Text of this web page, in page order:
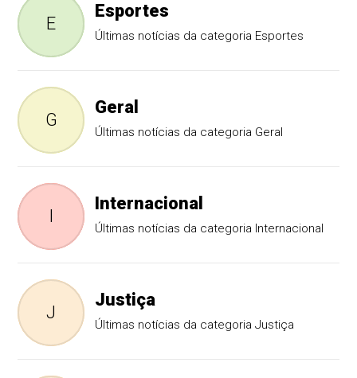
E
Esportes
Últimas notícias da categoria Esportes
G
Geral
Últimas notícias da categoria Geral
I
Internacional
Últimas notícias da categoria Internacional
J
Justiça
Últimas notícias da categoria Justiça